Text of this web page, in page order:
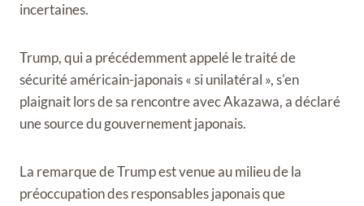
incertaines.
Trump, qui a précédemment appelé le traité de
sécurité américain-japonais « si unilatéral », s'en
plaignait lors de sa rencontre avec Akazawa, a déclaré
une source du gouvernement japonais.
La remarque de Trump est venue au milieu de la
préoccupation des responsables japonais que